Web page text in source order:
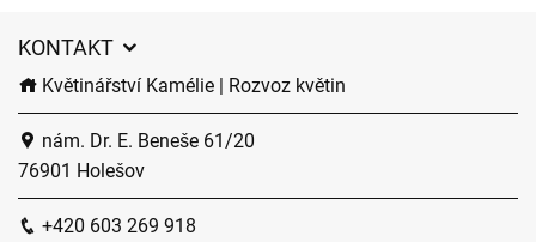
KONTAKT
Květinářství Kamélie | Rozvoz květin
nám. Dr. E. Beneše 61/20
76901 Holešov
+420 603 269 918